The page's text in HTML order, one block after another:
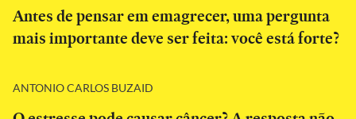
Antes de pensar em emagrecer, uma pergunta
mais importante deve ser feita: você está forte?
ANTONIO CARLOS BUZAID